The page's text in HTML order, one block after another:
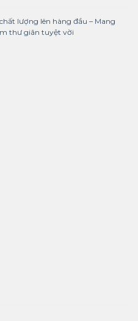
lượng lên hàng đầu – Mang
thư giãn tuyệt vời